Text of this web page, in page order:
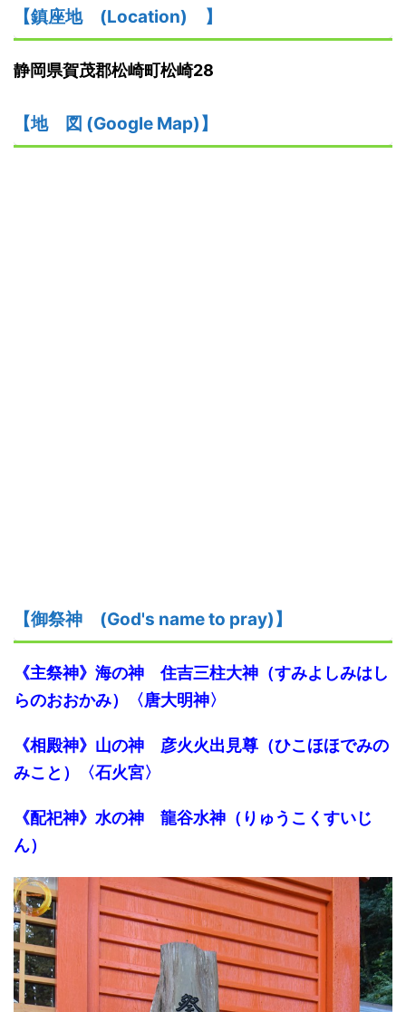
【鎮座地 (Location) 】
静岡県賀茂郡松崎町松崎28
【地 図 (Google Map) 】
【御祭神 (God's name to pray)】
《主祭神》海の神
住吉三柱大神（すみよしみはし
らのおおかみ）
〈唐大明神〉
《相殿神》山の神
彦火火出見尊（ひこほほでみの
みこと）
〈石火宮〉
《配祀神》水の神
龍谷水神（りゅうこくすいじ
ん）